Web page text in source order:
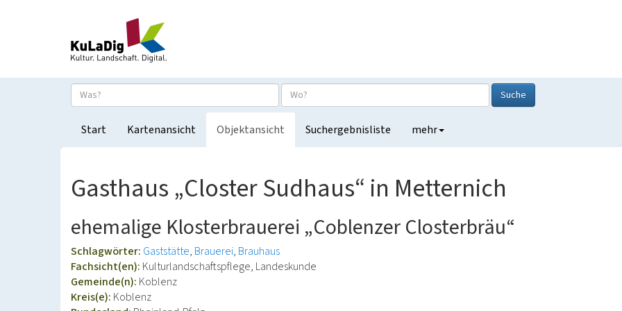
Suche
Start Kartenansicht Objektansicht Suchergebnisliste mehr
Gasthaus „Closter Sudhaus“ in Metternich
ehemalige Klosterbrauerei „Coblenzer Closterbräu“
Schlagwörter: Gaststätte Brauerei Brauhaus
Fachsicht(en): Kulturlandschaftspflege, Landeskunde
Gemeinde(n): Koblenz
Kreis(e): Koblenz